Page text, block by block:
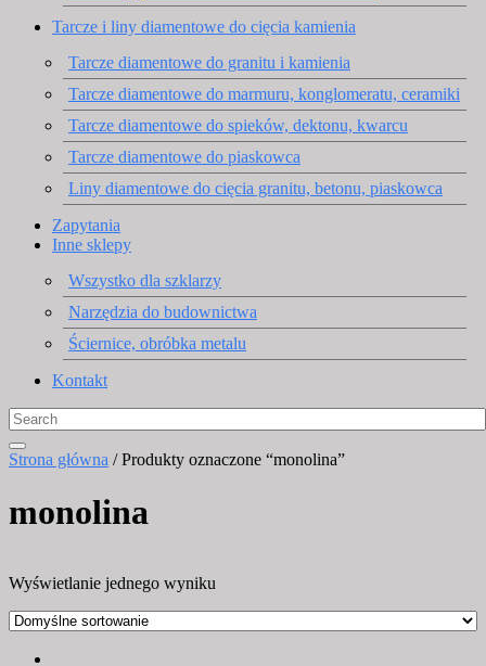
Tarcze i liny diamentowe do cięcia kamienia
Tarcze diamentowe do granitu i kamienia
Tarcze diamentowe do marmuru, konglomeratu, ceramiki
Tarcze diamentowe do spieków, dektonu, kwarcu
Tarcze diamentowe do piaskowca
Liny diamentowe do cięcia granitu, betonu, piaskowca
Zapytania
Inne sklepy
Wszystko dla szklarzy
Narzędzia do budownictwa
Ściernice, obróbka metalu
Kontakt
Strona główna / Produkty oznaczone “monolina”
monolina
Wyświetlanie jednego wyniku